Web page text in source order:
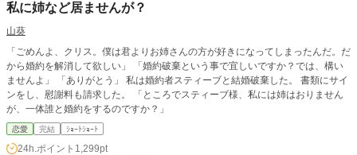
私に姉など居ませんが？
山葵
「ごめんよ、クリス。僕は君よりお姉さんの方が好きになってしまったんだ。だ
から婚約を解消して欲しい」 「婚約破棄という事で宜しいですか？では、構い
ませんよ」 「ありがとう」 私は婚約者スティーブと結婚破棄した。 書類にサイ
ンをし、慰謝料も請求した。 「ところでスティーブ様、私には姉はおりません
が、一体誰と婚約をするのですか？」
恋愛 完結 ｼｮｰﾄｼｮｰﾄ
24h.ポイント 1,299pt